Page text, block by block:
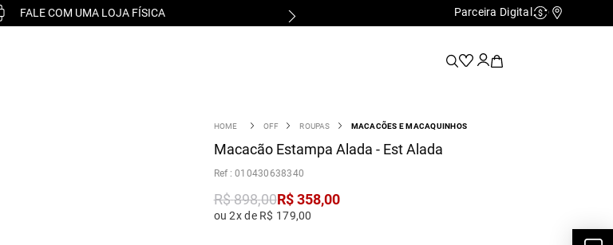
FALE COM UMA LOJA FÍSICA FALE COM A PERSONAL SHOPPER
Parceira Digital Cashback
OFF ROUPAS MACACÕES E MACAQUINHOS
Macacão Estampa Alada - Est Alada
:010430638340
R$898,00R$ 358,00
ou 2x de R$ 179,00